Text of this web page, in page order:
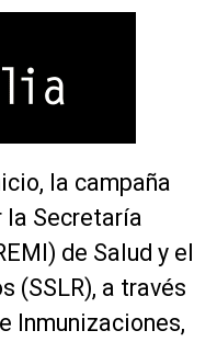
la campaña
la Secretaría
de Salud y el
(SSLR), a través
Inmunizaciones,